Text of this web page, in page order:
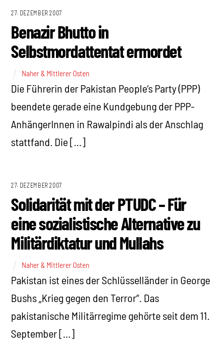
27. DEZEMBER 2007
Benazir Bhutto in
Selbstmordattentat ermordet
Naher & Mittlerer Osten
Die Führerin der Pakistan People’s Party (PPP)
beendete gerade eine Kundgebung der PPP-
AnhängerInnen in Rawalpindi als der Anschlag
stattfand. Die […]
27. DEZEMBER 2007
Solidarität mit der PTUDC – Für
eine sozialistische Alternative zu
Militärdiktatur und Mullahs
Naher & Mittlerer Osten
Pakistan ist eines der Schlüsselländer in George
Bushs „Krieg gegen den Terror“. Das
pakistanische Militärregime gehörte seit dem 11.
September […]